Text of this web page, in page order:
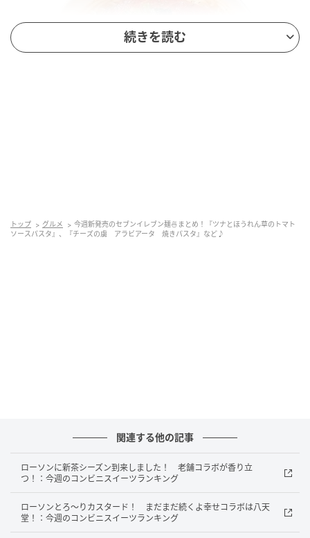
す。 カロリー：489kcal 【販売地域】茨城県、埼玉
続きを読む
トップ グルメ
今週新発売のセブンイレブン麺🍜まとめ！『ツナとほうれん草のトマト
ソースパスタ』、『チーズの虜 アラビアータ 焼きパスタ』など♪
関連する他の記事
ローソンに新茶シーズン到来しました！ 老舗コラボが香り立
つ！：今週のコンビニスイーツランキング
ローソンとろ～りカスタード！ まだまだ続くよ幸せコラボは八天
堂！：今週のコンビニスイーツランキング